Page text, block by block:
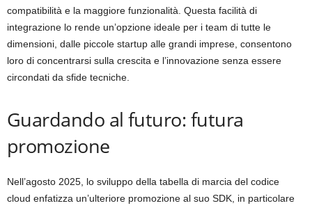
compatibilità e la maggiore funzionalità. Questa facilità di
integrazione lo rende un’opzione ideale per i team di tutte le
dimensioni, dalle piccole startup alle grandi imprese, consentono
loro di concentrarsi sulla crescita e l’innovazione senza essere
circondati da sfide tecniche.
Guardando al futuro: futura
promozione
Nell’agosto 2025, lo sviluppo della tabella di marcia del codice
cloud enfatizza un’ulteriore promozione al suo SDK, in particolare